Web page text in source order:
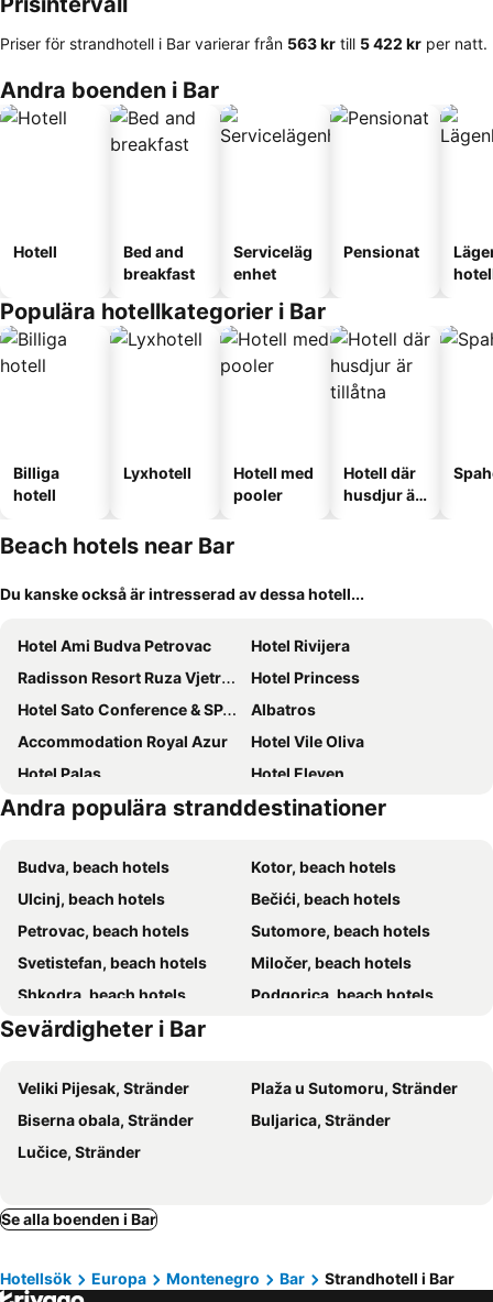
Priser för strandhotell i Bar varierar från ‎563 kr till ‎5 422 kr per natt.
Andra boenden i Bar
Hotell
Bed and
breakfast
Serviceläg
enhet
Pensionat
Populära hotellkategorier i Bar
Billiga
hotell
Lyxhotell
Hotell med
pooler
Hotell där
husdjur är
Beach hotels near Bar
Du kanske också är intresserad av dessa hotell...
Hotel Ami Budva Petrovac
Hotel Rivijera
Radisson Resort Ruza Vjetrova
Hotel Princess
Hotel Sato Conference & SPA Resort
Albatros
Accommodation Royal Azur
Hotel Vile Oliva
Hotel Palas
Hotel Eleven
Harmony
Hotel R
Castellamare Residence
Apartments Blago Sutomore
Hotel Renome
Del Mar
Apartments Deus
Harmony
Pearl Beach Hotel
Hotel Porto Sole
Hotel Krusik
Guesthouse Stankovic
Apartments Abramovic
Andra populära stranddestinationer
Budva, beach hotels
Kotor, beach hotels
Ulcinj, beach hotels
Bečići, beach hotels
Petrovac, beach hotels
Sutomore, beach hotels
Svetistefan, beach hotels
Miločer, beach hotels
Shkodra, beach hotels
Podgorica, beach hotels
Cetinje, beach hotels
Sevärdigheter i Bar
Veliki Pijesak, Stränder
Plaža u Sutomoru, Stränder
Biserna obala, Stränder
Buljarica, Stränder
Lučice, Stränder
Se alla boenden i Bar
Hotellsök Europa Montenegro Bar Strandhotell i Bar